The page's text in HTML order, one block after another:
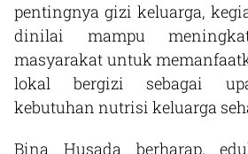
pentingnya gizi keluarga,
dinilai mampu
masyarakat untuk
lokal bergizi sebagai
kebutuhan nutrisi keluarga
Bina Husada berharap,